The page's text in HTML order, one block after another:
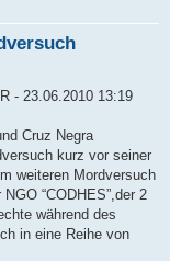
- 23.06.2010 13:19
Cruz Negra
kurz vor seiner
weiteren Mordversuch
“CODHES”,der 2
während des
in eine Reihe von